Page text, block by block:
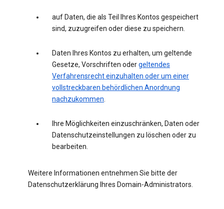
auf Daten, die als Teil Ihres Kontos gespeichert
sind, zuzugreifen oder diese zu speichern.
Daten Ihres Kontos zu erhalten, um geltende
Gesetze, Vorschriften odergeltendes
Verfahrensrecht einzuhalten oder um einer
vollstreckbaren behördlichen Anordnung
nachzukommen.
Ihre Möglichkeiten einzuschränken, Daten oder
Datenschutzeinstellungen zu löschen oder zu
bearbeiten.
Weitere Informationen entnehmen Sie bitte der
Datenschutzerklärung Ihres Domain-Administrators.